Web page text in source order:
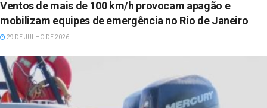
Ventos de mais de 100 km/h provocam apagão e
mobilizam equipes de emergência no Rio de Janeiro
29 DE JULHO DE 2026